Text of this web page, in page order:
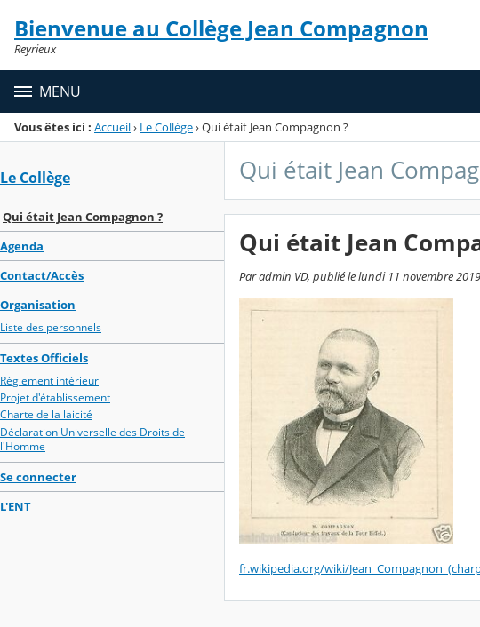
Menu de la rubrique
Contenu
Bienvenue au Collège Jean Compagnon
Reyrieux
MENU
Vous êtes ici : Accueil› Le Collège›Qui était Jean Compagnon ?
Le Collège
Qui était Jean Compagnon ?
Agenda
Contact/Accès
Organisation
Liste des personnels
Textes Officiels
Règlement intérieur
Projet d'établissement
Charte de la laicité
Déclaration Universelle des Droits de
l'Homme
Se connecter
L'ENT
Qui était Jean
Qui était Jean
Par admin VD, publié le lundi 11 novembre
fr.wikipedia.org/wiki/